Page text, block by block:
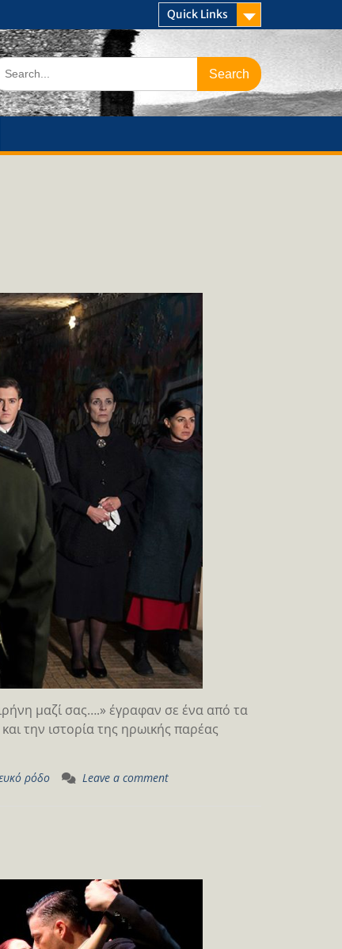
Quick Links
μαζί σας….» έγραφαν σε ένα από τα
την ιστορία της ηρωικής παρέας
ρόδο Leave a comment